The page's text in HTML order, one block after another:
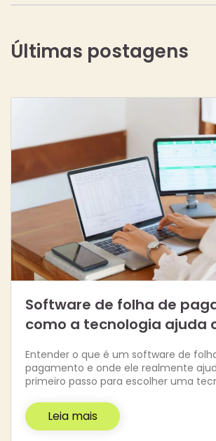
Últimas postagens
Software de folha de
como a tecnologia ajuda
Entender o que é um software de
pagamento e onde ele realmente
primeiro passo para escolher uma
Leia mais